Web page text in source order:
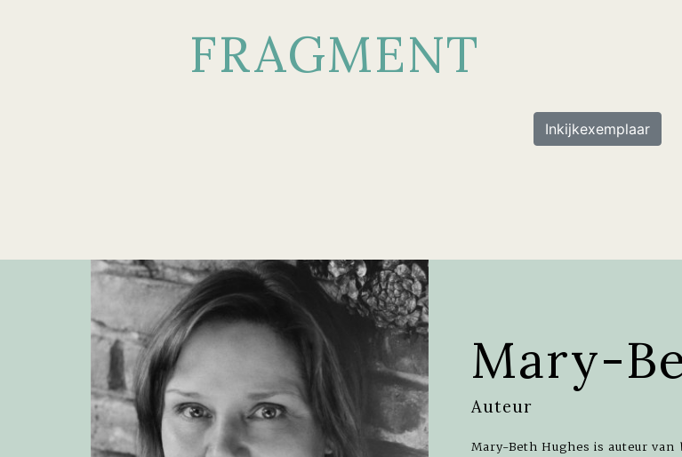
FRAGMENT
Inkijkexemplaar
Mary-
Auteur
Mary-Beth Hughes is auteur van